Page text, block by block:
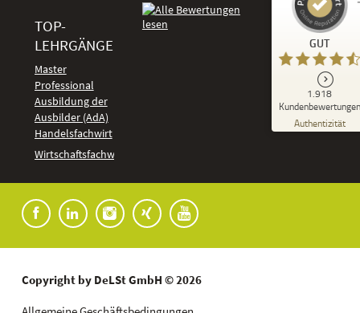
TOP-
LEHRGÄNGE
Master
Professional
Ausbildung der
Ausbilder (AdA)
Handelsfachwirt
Wirtschaftsfachwirt
GUT
1.918
Kundenbewertungen
Authentizität
Kundenbewertungen und Erfahrungen zu
DeLSt - Deutsches eLearning Studieninstitut
92
%
Empfehlungen auf
ProvenExpert.com
anderen Quellen
Copyright by DeLSt GmbH © 2026